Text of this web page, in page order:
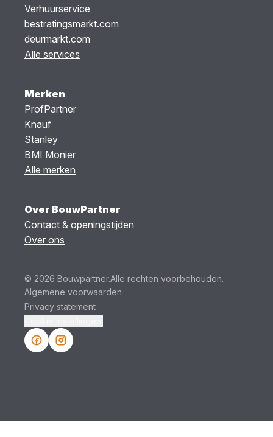
Verhuurservice
bestratingsmarkt.com
deurmarkt.com
Alle services
Merken
ProfPartner
Knauf
Stanley
BMI Monier
Alle merken
Over BouwPartner
Contact & openingstijden
Over ons
© 2026 Bouwpartner.Alle rechten voorbehouden.
Algemene voorwaarden
Privacy statement